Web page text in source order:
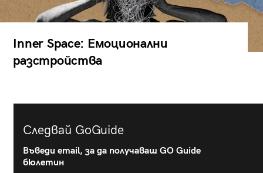
Inner Space: Емоционални
разстройства
Следвай GoGuide
Въведи email, за да получаваш GO Guide
бюлетин